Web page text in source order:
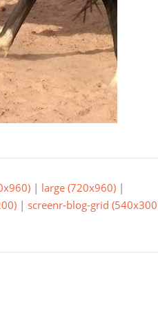
| large (720x960) |
| screenr-blog-grid